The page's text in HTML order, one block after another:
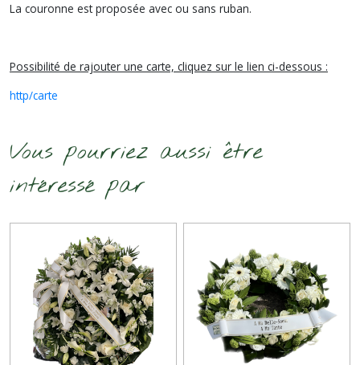
La couronne est proposée avec ou sans ruban.
Possibilité de rajouter une carte, cliquez sur le lien ci-dessous :
http/carte
Vous pourriez aussi être
intéressé par